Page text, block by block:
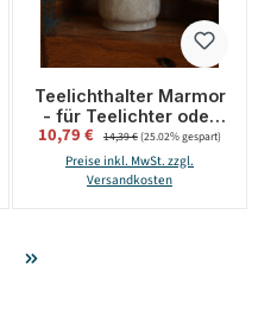
Teelichthalter Marmor
- für Teelichter oder
LED Teelichter - H:
7cm - D: 6cm - braun
Verkaufspreis:
10,79 € Regulärer Preis:
14,39 €(25.02% gespart)
Preise inkl. MwSt. zzgl.
Versandkosten